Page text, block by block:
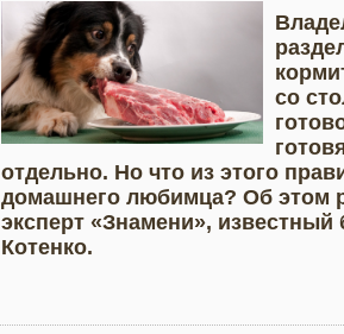
Подробнее
со
отдельно. Но что из этого
домашнего любимца? Об этом
эксперт «Знамени»,
Котенко.